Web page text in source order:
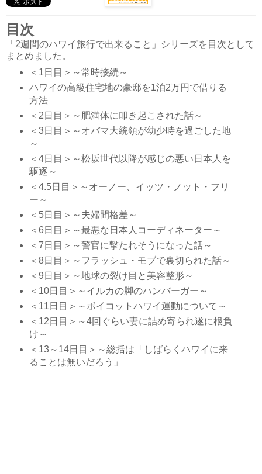
目次
「2週間のハワイ旅行で出来ること」シリーズを目次として
まとめました。
＜1日目＞～常時接続～
ハワイの高級住宅地の豪邸を1泊2万円で借りる
方法
＜2日目＞～肥満体に叩き起こされた話～
＜3日目＞～オバマ大統領が幼少時を過ごした地
～
＜4日目＞～松坂世代以降が感じの悪い日本人を
駆逐～
＜4.5日目＞～オーノー、イッツ・ノット・フリ
ー～
＜5日目＞～夫婦間格差～
＜6日目＞～最悪な日本人コーディネーター～
＜7日目＞～警官に撃たれそうになった話～
＜8日目＞～フラッシュ・モブで裏切られた話～
＜9日目＞～地球の裂け目と美容整形～
＜10日目＞～イルカの脚のハンバーガー～
＜11日目＞～ボイコットハワイ運動について～
＜12日目＞～4回ぐらい妻に詰め寄られ遂に根負
け～
＜13～14日目＞～総括は「しばらくハワイに来
ることは無いだろう」